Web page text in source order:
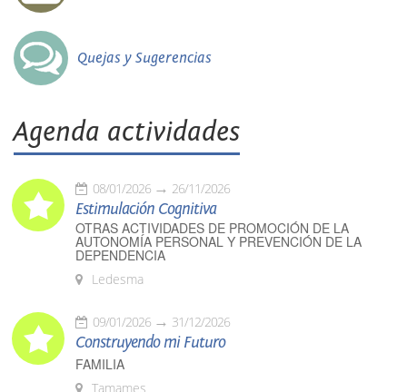
Quejas y Sugerencias
Agenda actividades
08/01/2026 26/11/2026
Estimulación Cognitiva
OTRAS ACTIVIDADES DE PROMOCIÓN DE LA
AUTONOMÍA PERSONAL Y PREVENCIÓN DE LA
DEPENDENCIA
Ledesma
09/01/2026 31/12/2026
Construyendo mi Futuro
FAMILIA
Tamames